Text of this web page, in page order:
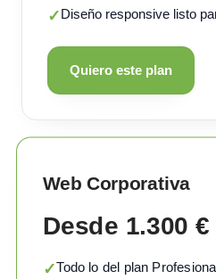
✓Diseño responsive listo
Quiero este plan
Web Corporativa
Desde 1.300 €
✓Todo lo del plan